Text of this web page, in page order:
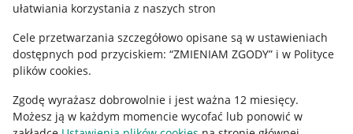
ułatwiania korzystania z naszych stron
Cele przetwarzania szczegółowo opisane są w ustawieniach
dostępnych pod przyciskiem: “ZMIENIAM ZGODY” i w Polityce
plików cookies.
Zgodę wyrażasz dobrowolnie i jest ważna 12 miesięcy.
Możesz ją w każdym momencie wycofać lub ponowić w
Informacje dla Aktu o Usługach Cyfrowych
Pobierz aplikację